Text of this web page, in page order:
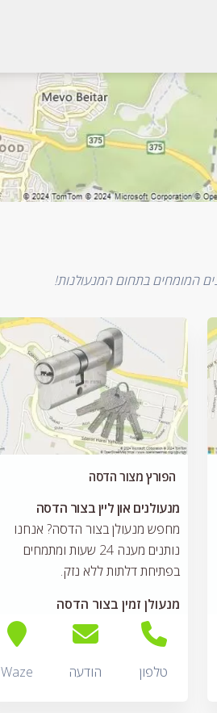
המומחים בתחום המנעולנות!
הפורץ מצור הדסה
מנעולנים און ליין בצור הדסה
מחפש מנעולן בצור הדסה? אנחנו
נותנים מענה 24 שעות ומתמחים
בפתיחת דלתות ללא נזק.
מנעולן זמין בצור הדסה
טלפון הודעה Waze